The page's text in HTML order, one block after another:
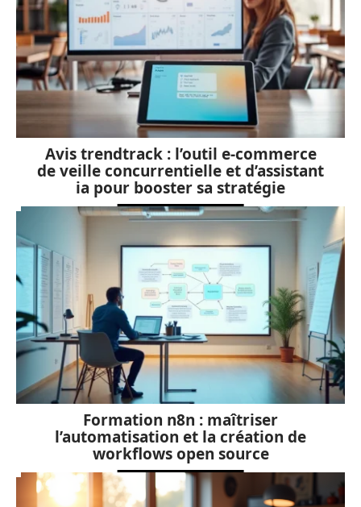
Avis trendtrack : l’outil e-commerce
de veille concurrentielle et d’assistant
ia pour booster sa stratégie
Formation n8n : maîtriser
l’automatisation et la création de
workflows open source